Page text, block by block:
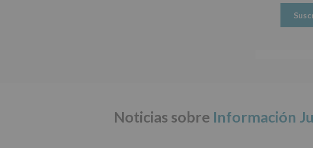
Datos
(UE)
2016/
de
Noticias sobre Información